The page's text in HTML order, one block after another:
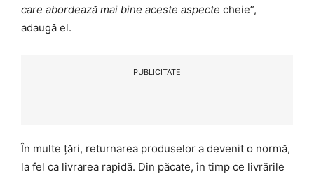
care abordează mai bine aceste aspecte cheie”,
adaugă el.
PUBLICITATE
În multe țări, returnarea produselor a devenit o normă,
la fel ca livrarea rapidă. Din păcate, în timp ce livrările